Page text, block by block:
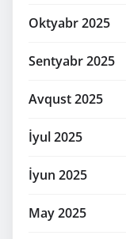
Oktyabr 2025
Sentyabr 2025
Avqust 2025
İyul 2025
İyun 2025
May 2025